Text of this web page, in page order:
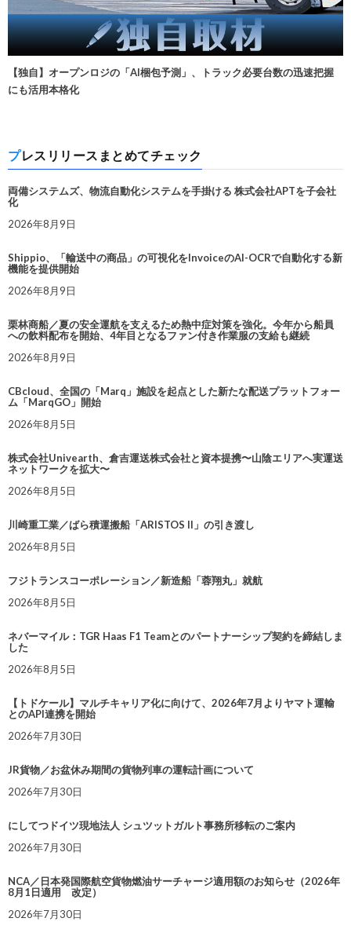
【独自】オープンロジの「AI梱包予測」、トラック必要台数の迅速把握
にも活用本格化
プレスリリースまとめてチェック
両備システムズ、物流自動化システムを手掛ける 株式会社APTを子会社
化
2026年8月9日
Shippio、「輸送中の商品」の可視化をInvoiceのAI-OCRで自動化する新
機能を提供開始
2026年8月9日
栗林商船／夏の安全運航を支えるため熱中症対策を強化。今年から船員
への飲料配布を開始、4年目となるファン付き作業服の支給も継続
2026年8月9日
CBcloud、全国の「Marq」施設を起点とした新たな配送プラットフォー
ム「MarqGO」開始
2026年8月5日
株式会社Univearth、倉吉運送株式会社と資本提携〜山陰エリアへ実運送
ネットワークを拡大〜
2026年8月5日
川崎重工業／ばら積運搬船「ARISTOS II」の引き渡し
2026年8月5日
フジトランスコーポレーション／新造船「蓉翔丸」就航
2026年8月5日
ネバーマイル：TGR Haas F1 Teamとのパートナーシップ契約を締結しま
した
2026年8月5日
【トドケール】マルチキャリア化に向けて、2026年7月よりヤマト運輸
とのAPI連携を開始
2026年7月30日
JR貨物／お盆休み期間の貨物列車の運転計画について
2026年7月30日
にしてつドイツ現地法人 シュツットガルト事務所移転のご案内
2026年7月30日
NCA／日本発国際航空貨物燃油サーチャージ適用額のお知らせ（2026年
8月1日適用 改定）
2026年7月30日